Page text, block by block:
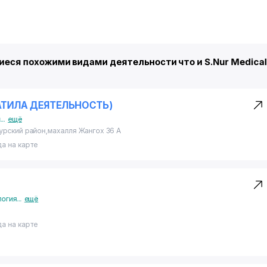
похожими видами деятельности что и S.Nur Medical
ДЕЯТЕЛЬНОСТЬ)
... ещё
район,махалля Жангох 36 А
на карте
... ещё
на карте